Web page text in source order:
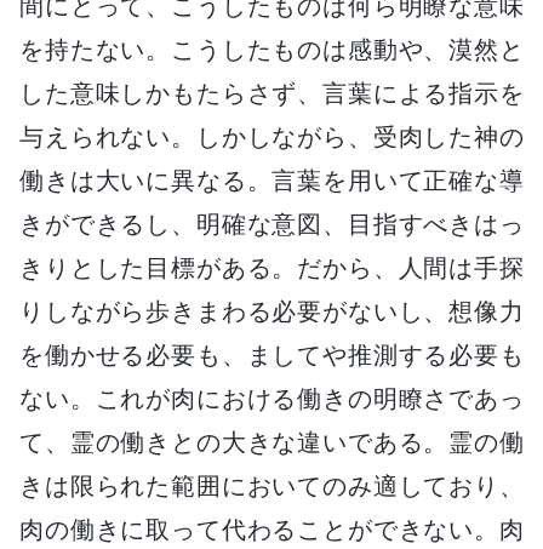
を持たない。こうしたものは感動や、漠然と
した意味しかもたらさず、言葉による指示を
与えられない。しかしながら、受肉した神の
働きは大いに異なる。言葉を用いて正確な導
きができるし、明確な意図、目指すべきはっ
きりとした目標がある。だから、人間は手探
りしながら歩きまわる必要がないし、想像力
を働かせる必要も、ましてや推測する必要も
ない。これが肉における働きの明瞭さであっ
て、霊の働きとの大きな違いである。霊の働
きは限られた範囲においてのみ適しており、
肉の働きに取って代わることができない。肉